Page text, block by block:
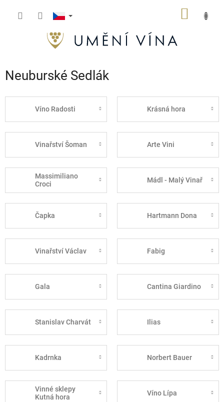
Neuburské Sedlák
Víno Radosti Krásná hora
Vinařství Šoman Arte Vini
Massimiliano
Croci
Mádl - Malý Vinař
Čapka Hartmann Dona
Vinařství Václav Fabig
Gala Cantina Giardino
Stanislav Charvát Ilias
Kadrnka Norbert Bauer
Vinné sklepy
Kutná hora
Víno Lípa